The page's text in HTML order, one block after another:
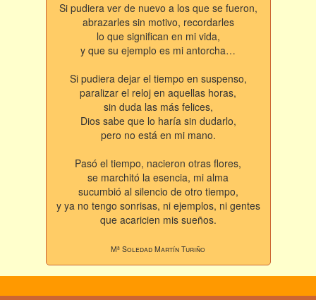
Si pudiera ver de nuevo a los que se fueron,
abrazarles sin motivo, recordarles
lo que significan en mi vida,
y que su ejemplo es mi antorcha…
Si pudiera dejar el tiempo en suspenso,
paralizar el reloj en aquellas horas,
sin duda las más felices,
Dios sabe que lo haría sin dudarlo,
pero no está en mi mano.
Pasó el tiempo, nacieron otras flores,
se marchitó la esencia, mi alma
sucumbió al silencio de otro tiempo,
y ya no tengo sonrisas, ni ejemplos, ni gentes
que acaricien mis sueños.
Mª Soledad Martín Turiño